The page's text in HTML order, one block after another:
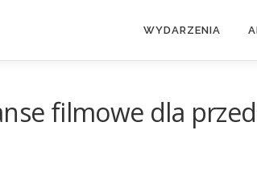
WYDARZENIA
filmowe dla